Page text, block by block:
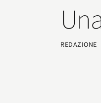
REDAZIONE